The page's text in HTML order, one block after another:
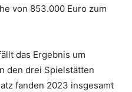
von 853.000 Euro zum
das Ergebnis um
den drei Spielstätten
fanden 2023 insgesamt